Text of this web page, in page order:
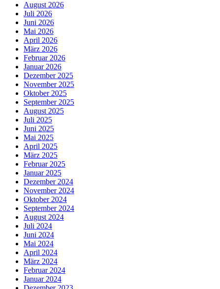
August 2026
Juli 2026
Juni 2026
Mai 2026
April 2026
März 2026
Februar 2026
Januar 2026
Dezember 2025
November 2025
Oktober 2025
September 2025
August 2025
Juli 2025
Juni 2025
Mai 2025
April 2025
März 2025
Februar 2025
Januar 2025
Dezember 2024
November 2024
Oktober 2024
September 2024
August 2024
Juli 2024
Juni 2024
Mai 2024
April 2024
März 2024
Februar 2024
Januar 2024